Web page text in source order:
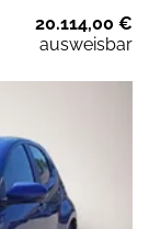
20.114,00 €
ausweisbar